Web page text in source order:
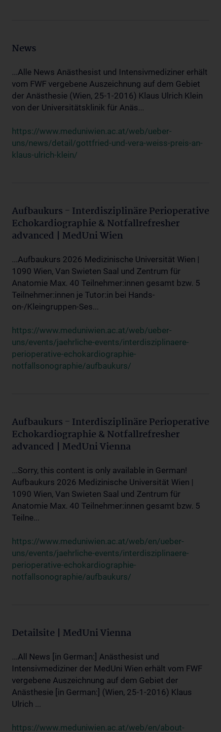
News
...Alle News Anästhesist und Intensivmediziner erhält
vom FWF vergebene Auszeichnung auf dem Gebiet
der Anästhesie (Wien, 25-1-2016) Klaus Ulrich Klein
von der Universitätsklinik für Anäs...
https://www.meduniwien.ac.at/web/ueber-
uns/news/detail/gottfried-und-vera-weiss-preis-an-
klaus-ulrich-klein/
Aufbaukurs - Interdisziplinäre Perioperative
Echokardiographie & Notfallrefresher
advanced | MedUni Wien
...Aufbaukurs 2026 Medizinische Universität Wien |
1090 Wien, Van Swieten Saal und Zentrum für
Anatomie Max. 40 Teilnehmer:innen gesamt bzw. 5
Teilnehmer:innen je Tutor:in bei Hands-
on-/Kleingruppen-Ses...
https://www.meduniwien.ac.at/web/ueber-
uns/events/jaehrliche-events/interdisziplinaere-
perioperative-echokardiographie-
notfallsonographie/aufbaukurs/
Aufbaukurs - Interdisziplinäre Perioperative
Echokardiographie & Notfallrefresher
advanced | MedUni Vienna
...Sorry, this content is only available in German!
Aufbaukurs 2026 Medizinische Universität Wien |
1090 Wien, Van Swieten Saal und Zentrum für
Anatomie Max. 40 Teilnehmer:innen gesamt bzw. 5
Teilne...
https://www.meduniwien.ac.at/web/en/ueber-
uns/events/jaehrliche-events/interdisziplinaere-
perioperative-echokardiographie-
notfallsonographie/aufbaukurs/
Detailsite | MedUni Vienna
...All News [in German:] Anästhesist und
Intensivmediziner der MedUni Wien erhält vom FWF
vergebene Auszeichnung auf dem Gebiet der
Anästhesie [in German:] (Wien, 25-1-2016) Klaus
Ulrich ...
https://www.meduniwien.ac.at/web/en/about-